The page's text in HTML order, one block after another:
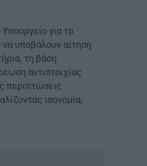
για το
υποβάλουν αίτηση
τη βάση
αντιστοιχίας
περιπτώσεις
ισονομία,